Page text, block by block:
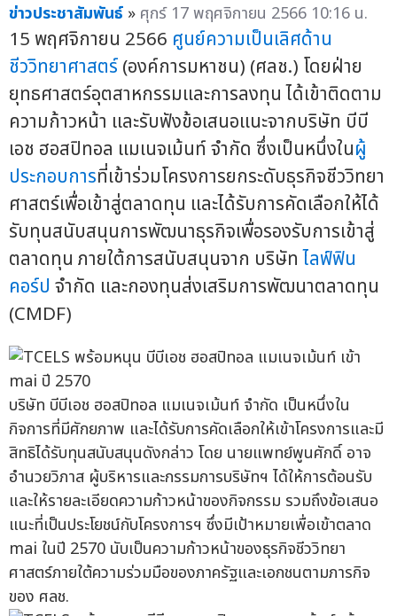
ข่าวประชาสัมพันธ์ » ศุกร์ 17 พฤศจิกายน 2566 10:16 น.
15 พฤศจิกายน 2566 ศูนย์ความเป็นเลิศด้าน
ชีววิทยาศาสตร์(องค์การมหาชน) (ศลช.) โดยฝ่าย
ยุทธศาสตร์อุตสาหกรรมและการลงทุน ได้เข้าติดตาม
ความก้าวหน้า และรับฟังข้อเสนอแนะจากบริษัท บีบี
เอช ฮอสปิทอล แมเนจเม้นท์ จำกัด ซึ่งเป็นหนึ่งในผู้
ประกอบการที่เข้าร่วมโครงการยกระดับธุรกิจชีววิทยา
ศาสตร์เพื่อเข้าสู่ตลาดทุน และได้รับการคัดเลือกให้ได้
รับทุนสนับสนุนการพัฒนาธุรกิจเพื่อรองรับการเข้าสู่
ตลาดทุน ภายใต้การสนับสนุนจาก บริษัทไลฟ์ฟิน
คอร์ป จำกัด และกองทุนส่งเสริมการพัฒนาตลาดทุน
(CMDF)
บริษัท บีบีเอช ฮอสปิทอล แมเนจเม้นท์ จำกัด เป็นหนึ่งใน
กิจการที่มีศักยภาพ และได้รับการคัดเลือกให้เข้าโครงการและมี
สิทธิได้รับทุนสนับสนุนดังกล่าว โดย นายแพทย์พูนศักดิ์ อาจ
อำนวยวิภาส ผู้บริหารและกรรมการบริษัทฯ ได้ให้การต้อนรับ
และให้รายละเอียดความก้าวหน้าของกิจกรรม รวมถึงข้อเสนอ
แนะที่เป็นประโยชน์กับโครงการฯ ซึ่งมีเป้าหมายเพื่อเข้าตลาด
mai ในปี 2570 นับเป็นความก้าวหน้าของธุรกิจชีววิทยา
ศาสตร์ภายใต้ความร่วมมือของภาครัฐและเอกชนตามภารกิจ
ของ ศลช.